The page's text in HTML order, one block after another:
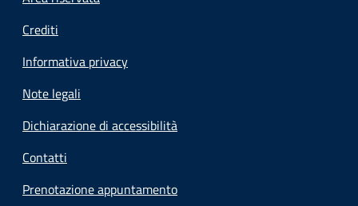
Crediti
Informativa privacy
Note legali
Dichiarazione di accessibilità
Contatti
Prenotazione appuntamento